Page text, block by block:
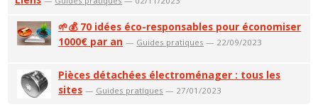
🌱💰 70 idées éco-responsables pour économiser
1000€ par an — Guides pratiques — 22/09/2023
Pièces détachées électroménager : tous les
sites — Guides pratiques — 27/01/2023